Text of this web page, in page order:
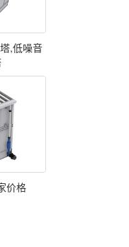
,低噪音
价格